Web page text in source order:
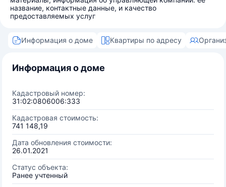
название, контактные данные, и качество
предоставляемых услуг
Информация о доме Квартиры по адресу
Информация о доме
Кадастровый номер:
31:02:0806006:333
Кадастровая стоимость:
741 148,19
Дата обновления стоимости:
26.01.2021
Статус объекта:
Ранее учтенный